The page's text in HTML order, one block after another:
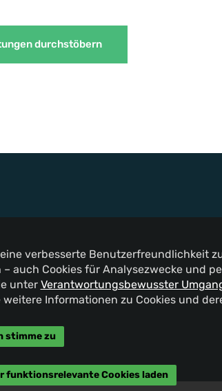
durchstöbern
verbesserte Benutzerfreundlichkeit
auch Cookies für Analysezwecke und
unter Verantwortungsbewusster
weitere Informationen zu Cookies und
stimme zu
funktionsrelevante Cookies laden